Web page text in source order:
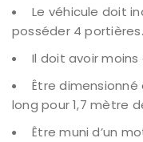
Le véhicule doit
posséder 4 portières.
Il doit avoir moins
Être
long pour 1,7 mètre
Être muni d’un